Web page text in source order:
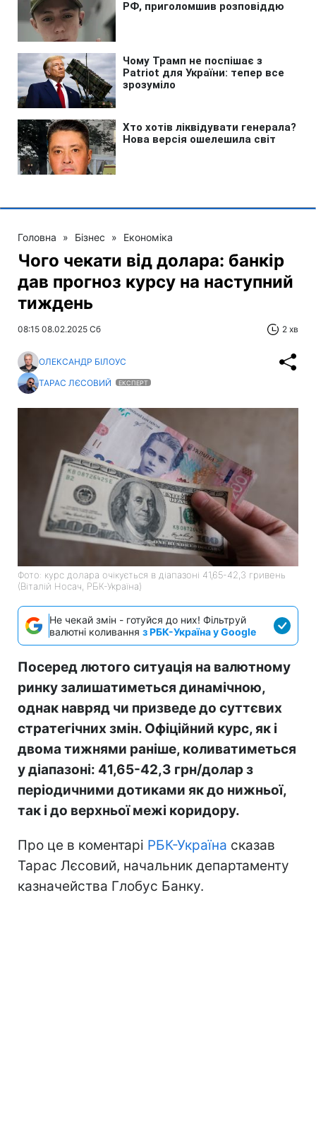
Головна » Бізнес » Економіка
Чого чекати від долара: банкір
дав прогноз курсу на наступний
тиждень
08:15 08.02.2025 Сб 2 хв
ОЛЕКСАНДР БІЛОУС
ТАРАС ЛЄСОВИЙ
ЕКСПЕРТ
Фото: курс долара очікується в діапазоні 41,65-42,3 гривень
(Віталій Носач, РБК-Україна)
Не чекай змін - готуйся до них! Фільтруй
валютні коливання з РБК-Україна у Google
Посеред лютого ситуація на валютному
ринку залишатиметься динамічною,
однак навряд чи призведе до суттєвих
стратегічних змін. Офіційний курс, як і
двома тижнями раніше, коливатиметься
у діапазоні: 41,65-42,3 грн/долар з
періодичними дотиками як до нижньої,
так і до верхньої межі коридору.
Про це в коментарі РБК-Україна сказав
Тарас Лєсовий, начальник департаменту
казначейства Глобус Банку.